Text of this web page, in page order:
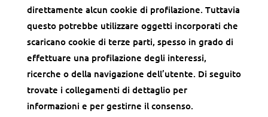
direttamente alcun cookie di profilazione. Tuttavia
questo potrebbe utilizzare oggetti incorporati che
scaricano cookie di terze parti, spesso in grado di
effettuare una profilazione degli interessi,
ricerche o della navigazione dell’utente. Di seguito
trovate i collegamenti di dettaglio per
informazioni e per gestirne il consenso.